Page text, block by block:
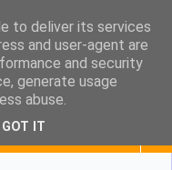
you...tea
to deliver its services
and user-agent are
and security
generate usage
abuse.
GOT IT